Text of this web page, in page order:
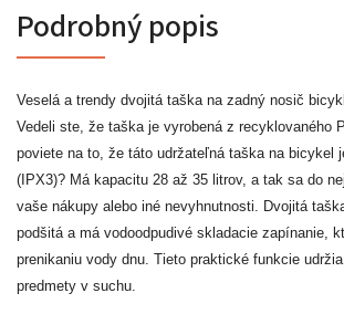
Podrobný popis
Veselá a trendy dvojitá taška na zadný nosič
Vedeli ste, že taška je vyrobená z recyklovaného
poviete na to, že táto udržateľná taška na bicykel
(IPX3)? Má kapacitu 28 až 35 litrov, a tak sa do
vaše nákupy alebo iné nevyhnutnosti. Dvojitá
podšitá a má vodoodpudivé skladacie zapínanie,
prenikaniu vody dnu. Tieto praktické funkcie
predmety v suchu.